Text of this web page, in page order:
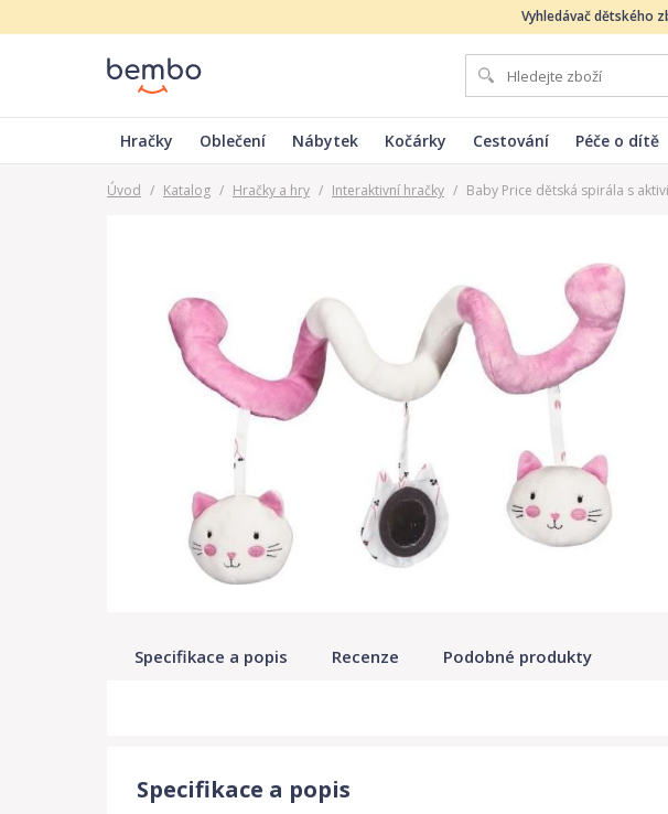
Vyhledávač dětského
Hračky Oblečení Nábytek Kočárky Cestování Péče o dítě
Úvod / Katalog / Hračky a hry / Interaktivní hračky / Baby Price dětská spirála s
Specifikace a popis Recenze Podobné produkty
Specifikace a popis